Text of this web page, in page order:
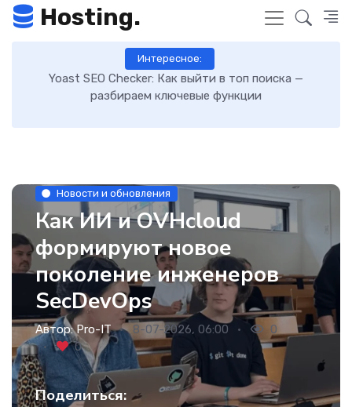
Hosting.
Интересное:
Как включить GZIP-сжатие в WordPress и ускорить
загрузку сайта: пошаговая инструкция
Новости и обновления
Как ИИ и OVHcloud
формируют новое
поколение инженеров
SecDevOps
Автор:Pro-IT 8-07-2026, 06:00
0
0
Поделиться: